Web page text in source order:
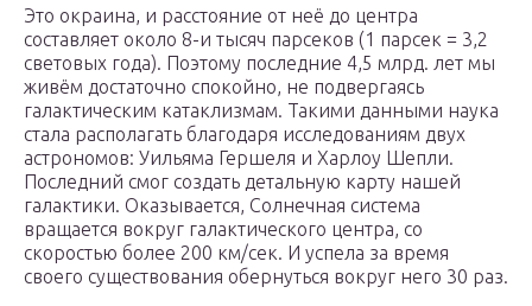
Это окраина, и расстояние от неё до центра
составляет около 8-и тысяч парсеков (1 парсек = 3,2
световых года). Поэтому последние 4,5 млрд. лет мы
живём достаточно спокойно, не подвергаясь
галактическим катаклизмам. Такими данными наука
стала располагать благодаря исследованиям двух
астрономов: Уильяма Гершеля и Харлоу Шепли.
Последний смог создать детальную карту нашей
галактики. Оказывается, Солнечная система
вращается вокруг галактического центра, со
скоростью более 200 км/сек. И успела за время
своего существования обернуться вокруг него 30 раз.